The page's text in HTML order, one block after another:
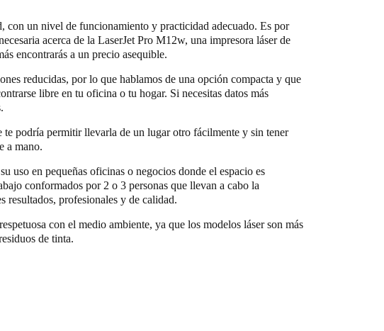
con un nivel de funcionamiento y practicidad adecuado. Es por
acerca de la LaserJet Pro M12w, una impresora láser de
encontrarás a un precio asequible.
reducidas, por lo que hablamos de una opción compacta y que
libre en tu oficina o tu hogar. Si necesitas datos más
podría permitir llevarla de un lugar otro fácilmente y sin tener
a mano.
uso en pequeñas oficinas o negocios donde el espacio es
conformados por 2 o 3 personas que llevan a cabo la
resultados, profesionales y de calidad.
con el medio ambiente, ya que los modelos láser son más
de tinta.